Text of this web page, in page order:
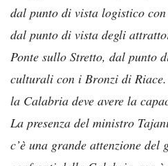
dal punto di vista logistico
dal punto di vista degli
Ponte sullo Stretto, dal punto
culturali con i Bronzi di
la Calabria deve avere la
La presenza del ministro
c’è una grande attenzione del